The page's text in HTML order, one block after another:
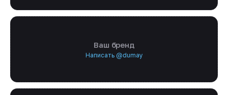
Ваш бренд
Написать @dumay